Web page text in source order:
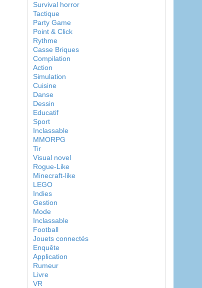
Survival horror
Tactique
Party Game
Point & Click
Rythme
Casse Briques
Compilation
Action
Simulation
Cuisine
Danse
Dessin
Educatif
Sport
Inclassable
MMORPG
Tir
Visual novel
Rogue-Like
Minecraft-like
LEGO
Indies
Gestion
Mode
Inclassable
Football
Jouets connectés
Enquête
Application
Rumeur
Livre
VR